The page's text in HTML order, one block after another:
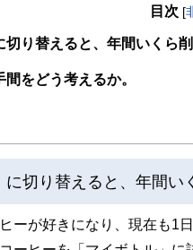
目次 [
り替えると、年間いくら
をどう考えるか。
切り替えると、年間い
ーが好きになり、現在も1